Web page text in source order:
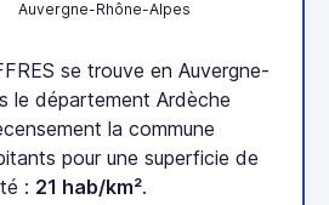
Auvergne-Rhône-Alpes
se trouve en Auvergne-
le département Ardèche
la commune
pour une superficie de
: 21 hab/km².